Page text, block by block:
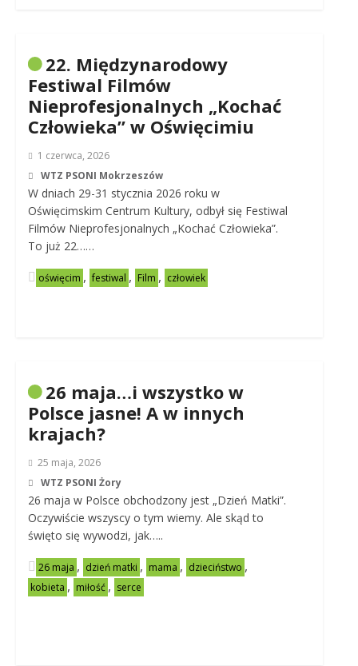
22. Międzynarodowy
Festiwal Filmów
Nieprofesjonalnych „Kochać
Człowieka” w Oświęcimiu
1 czerwca, 2026
WTZ PSONI Mokrzeszów
W dniach 29-31 stycznia 2026 roku w
Oświęcimskim Centrum Kultury, odbył się Festiwal
Filmów Nieprofesjonalnych „Kochać Człowieka”.
To już 22……
oświęcim , festiwal , Film , człowiek
26 maja…i wszystko w
Polsce jasne! A w innych
krajach?
25 maja, 2026
WTZ PSONI Żory
26 maja w Polsce obchodzony jest „Dzień Matki”.
Oczywiście wszyscy o tym wiemy. Ale skąd to
święto się wywodzi, jak…..
26 maja , dzień matki , mama , dzieciństwo ,
kobieta , miłość , serce